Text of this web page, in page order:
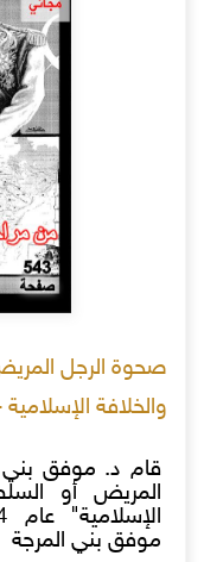
صحوة الرجل المريض
والخلافة الإسلامية -
قام د. موفق بني
المريض أو
موفق بني المرجة